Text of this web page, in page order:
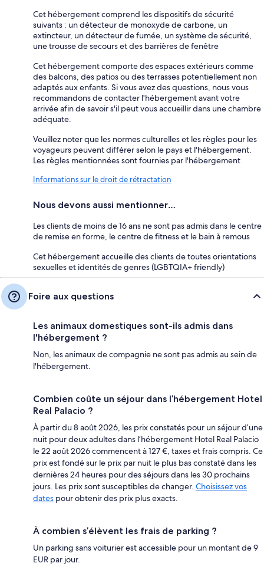
Cet hébergement comprend les dispositifs de sécurité
suivants : un détecteur de monoxyde de carbone, un
extincteur, un détecteur de fumée, un système de sécurité,
une trousse de secours et des barrières de fenêtre
Cet hébergement comporte des espaces extérieurs comme
des balcons, des patios ou des terrasses potentiellement non
adaptés aux enfants. Si vous avez des questions, nous vous
recommandons de contacter l'hébergement avant votre
arrivée afin de savoir s'il peut vous accueillir dans une chambre
adéquate.
Veuillez noter que les normes culturelles et les règles pour les
voyageurs peuvent différer selon le pays et l'hébergement.
Les règles mentionnées sont fournies par l'hébergement
Informations sur le droit de rétractation
Nous devons aussi mentionner…
Les clients de moins de 16 ans ne sont pas admis dans le centre
de remise en forme, le centre de fitness et le bain à remous
Cet hébergement accueille des clients de toutes orientations
sexuelles et identités de genres (LGBTQIA+ friendly)
Foire aux questions
Les animaux domestiques sont-ils admis dans
l'hébergement ?
Non, les animaux de compagnie ne sont pas admis au sein de
l'hébergement.
Combien coûte un séjour dans l’hébergement Hotel
Real Palacio ?
À partir du 8 août 2026, les prix constatés pour un séjour d’une
nuit pour deux adultes dans l’hébergement Hotel Real Palacio
le 22 août 2026 commencent à 127 €, taxes et frais compris. Ce
prix est fondé sur le prix par nuit le plus bas constaté dans les
dernières 24 heures pour des séjours dans les 30 prochains
jours. Les prix sont susceptibles de changer. Choisissez vos
dates pour obtenir des prix plus exacts.
À combien s’élèvent les frais de parking ?
Un parking sans voiturier est accessible pour un montant de 9
EUR par jour.